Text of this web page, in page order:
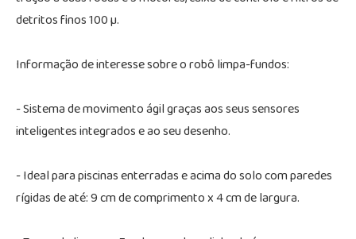
detritos finos 100 µ.
Informação de interesse sobre o robô limpa-fundos:
- Sistema de movimento ágil graças aos seus sensores
inteligentes integrados e ao seu desenho.
- Ideal para piscinas enterradas e acima do solo com paredes
rígidas de até: 9 cm de comprimento x 4 cm de largura.